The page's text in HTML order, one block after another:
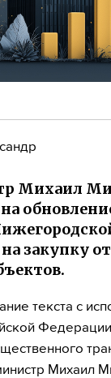
Михаил
закупку
текста с
Михаил